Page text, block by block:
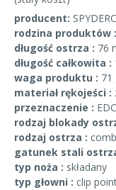
producent:
rodzina produktów :
długość ostrza : 76
długość całkowita :
waga produktu : 71
materiał rękojeści :
przeznaczenie :
rodzaj blokady
rodzaj ostrza :
gatunek stali
typ noża : składany
typ głowni : clip